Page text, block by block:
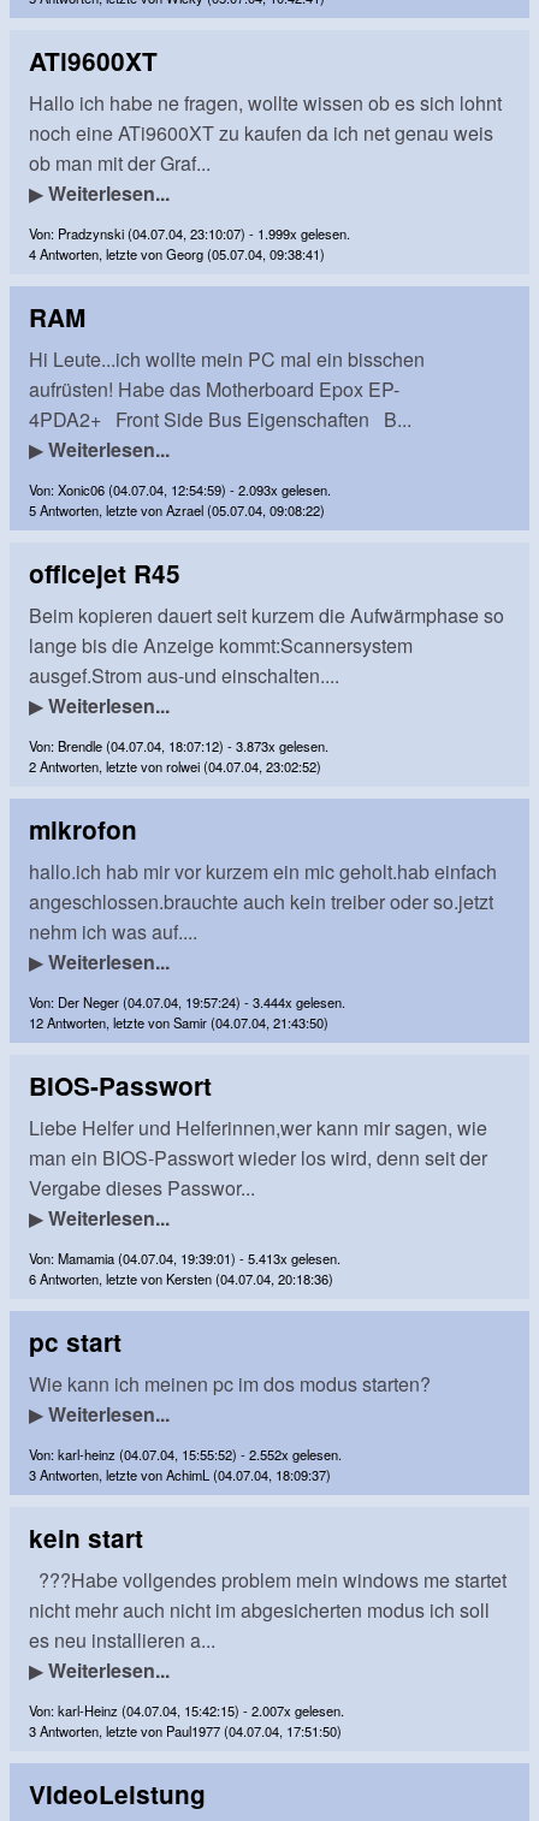
ATi9600XT
Hallo ich habe ne fragen, wollte wissen ob es sich lohnt
noch eine ATi9600XT zu kaufen da ich net genau weis
ob man mit der Graf...
▶Weiterlesen...
Von: Pradzynski (04.07.04, 23:10:07) - 1.999x gelesen.
4 Antworten, letzte von Georg (05.07.04, 09:38:41)
RAM
Hi Leute...ich wollte mein PC mal ein bisschen
aufrüsten! Habe das Motherboard Epox EP-
4PDA2+ Front Side Bus Eigenschaften B...
▶Weiterlesen...
Von: Xonic06 (04.07.04, 12:54:59) - 2.093x gelesen.
5 Antworten, letzte von Azrael (05.07.04, 09:08:22)
officejet R45
Beim kopieren dauert seit kurzem die Aufwärmphase so
lange bis die Anzeige kommt:Scannersystem
ausgef.Strom aus-und einschalten....
▶Weiterlesen...
Von: Brendle (04.07.04, 18:07:12) - 3.873x gelesen.
2 Antworten, letzte von rolwei (04.07.04, 23:02:52)
mikrofon
hallo.ich hab mir vor kurzem ein mic geholt.hab einfach
angeschlossen.brauchte auch kein treiber oder so.jetzt
nehm ich was auf....
▶Weiterlesen...
Von: Der Neger (04.07.04, 19:57:24) - 3.444x gelesen.
12 Antworten, letzte von Samir (04.07.04, 21:43:50)
BIOS-Passwort
Liebe Helfer und Helferinnen,wer kann mir sagen, wie
man ein BIOS-Passwort wieder los wird, denn seit der
Vergabe dieses Passwor...
▶Weiterlesen...
Von: Mamamia (04.07.04, 19:39:01) - 5.413x gelesen.
6 Antworten, letzte von Kersten (04.07.04, 20:18:36)
pc start
Wie kann ich meinen pc im dos modus starten?
▶Weiterlesen...
Von: karl-heinz (04.07.04, 15:55:52) - 2.552x gelesen.
3 Antworten, letzte von AchimL (04.07.04, 18:09:37)
kein start
???Habe vollgendes problem mein windows me startet
nicht mehr auch nicht im abgesicherten modus ich soll
es neu installieren a...
▶Weiterlesen...
Von: karl-Heinz (04.07.04, 15:42:15) - 2.007x gelesen.
3 Antworten, letzte von Paul1977 (04.07.04, 17:51:50)
VIdeoLeistung